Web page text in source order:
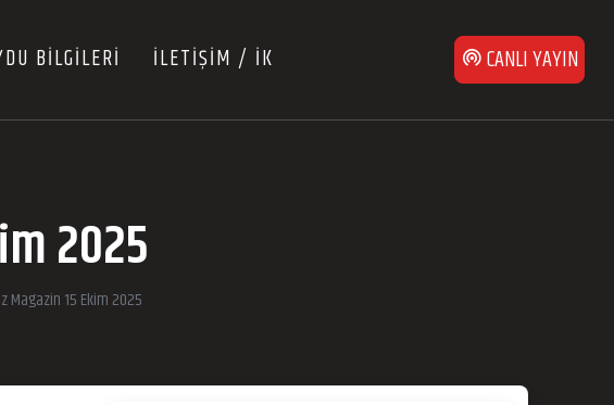
BİLGİLERİ İLETİŞİM / İK CANLI YAYIN
2025
Magazin 15 Ekim 2025